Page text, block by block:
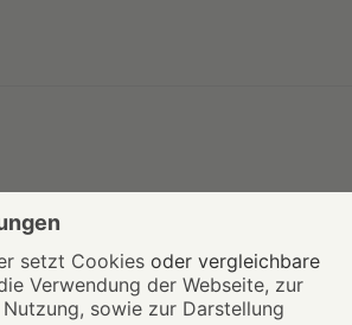
Unternehmensgruppe